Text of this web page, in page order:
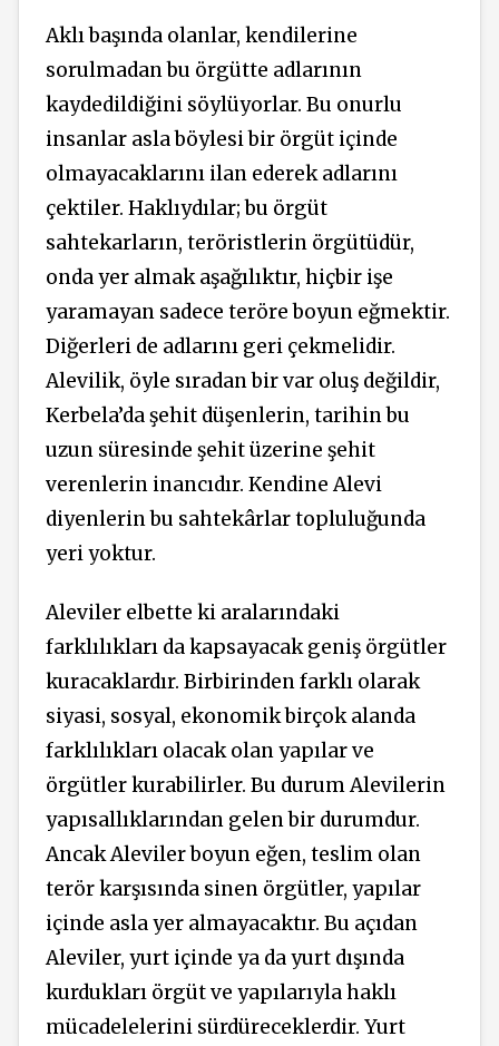
Aklı başında olanlar, kendilerine
sorulmadan bu örgütte adlarının
kaydedildiğini söylüyorlar. Bu onurlu
insanlar asla böylesi bir örgüt içinde
olmayacaklarını ilan ederek adlarını
çektiler. Haklıydılar; bu örgüt
sahtekarların, teröristlerin örgütüdür,
onda yer almak aşağılıktır, hiçbir işe
yaramayan sadece teröre boyun eğmektir.
Diğerleri de adlarını geri çekmelidir.
Alevilik, öyle sıradan bir var oluş değildir,
Kerbela’da şehit düşenlerin, tarihin bu
uzun süresinde şehit üzerine şehit
verenlerin inancıdır. Kendine Alevi
diyenlerin bu sahtekârlar topluluğunda
yeri yoktur.
Aleviler elbette ki aralarındaki
farklılıkları da kapsayacak geniş örgütler
kuracaklardır. Birbirinden farklı olarak
siyasi, sosyal, ekonomik birçok alanda
farklılıkları olacak olan yapılar ve
örgütler kurabilirler. Bu durum Alevilerin
yapısallıklarından gelen bir durumdur.
Ancak Aleviler boyun eğen, teslim olan
terör karşısında sinen örgütler, yapılar
içinde asla yer almayacaktır. Bu açıdan
Aleviler, yurt içinde ya da yurt dışında
kurdukları örgüt ve yapılarıyla haklı
mücadelelerini sürdüreceklerdir. Yurt